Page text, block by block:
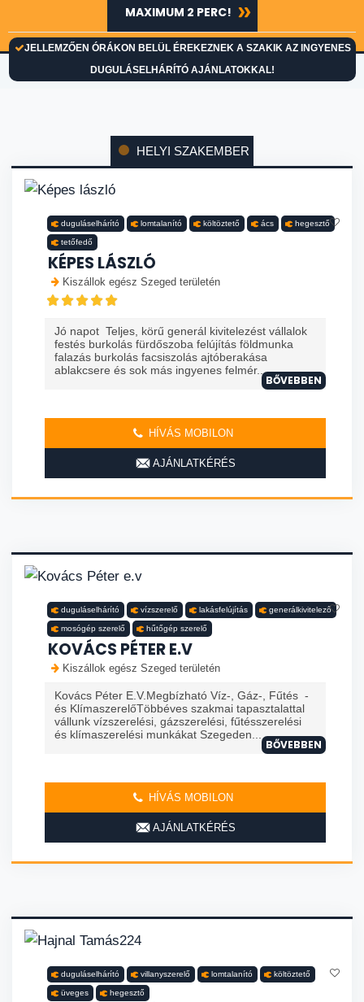
JELLEMZŐEN ÓRÁKON BELÜL ÉREKEZNEK A SZAKIK AZ INGYENES
DUGULÁSELHÁRÍTÓ AJÁNLATOKKAL!
MAXIMUM 2 PERC!
HELYI SZAKEMBER
duguláselhárító lomtalanító költöztető ács hegesztő
tetőfedő
KÉPES LÁSZLÓ
Kiszállok egész Szeged területén
Jó napot Teljes, körű generál kivitelezést vállalok
festés burkolás fürdőszoba felújítás földmunka
falazás burkolás facsiszolás ajtóberakása
ablakcsere és sok más ingyenes felmér...
BŐVEBBEN
HÍVÁS MOBILON
AJÁNLATKÉRÉS
duguláselhárító vízszerelő lakásfelújítás generálkivitelező
mosógép szerelő hűtőgép szerelő
KOVÁCS PÉTER E.V
Kiszállok egész Szeged területén
Kovács Péter E.V.Megbízható Víz-, Gáz-, Fűtés -
és KlímaszerelőTöbbéves szakmai tapasztalattal
vállunk vízszerelési, gázszerelési, fűtésszerelési
és klímaszerelési munkákat Szegeden...
BŐVEBBEN
HÍVÁS MOBILON
AJÁNLATKÉRÉS
duguláselhárító villanyszerelő lomtalanító költöztető
üveges hegesztő